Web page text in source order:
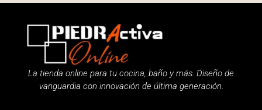
La tienda online para tu cocina, baño y más. Diseño de
vanguardia con innovación de última generación.